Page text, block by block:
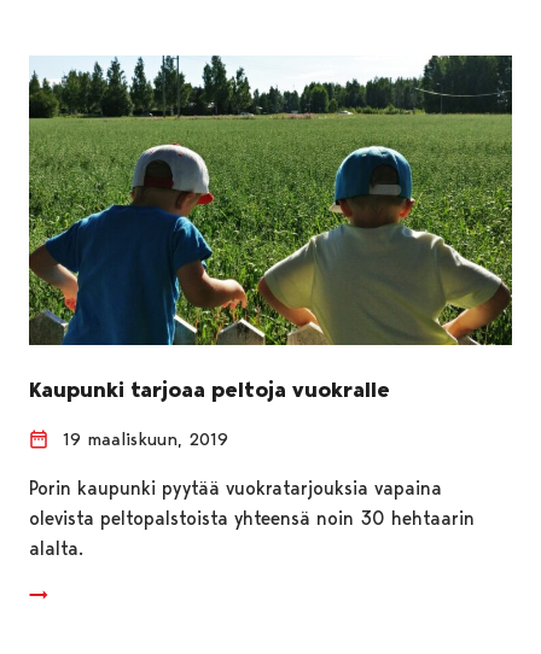
Kaupunki tarjoaa peltoja vuokralle
19 maaliskuun, 2019
Porin kaupunki pyytää vuokratarjouksia vapaina
olevista peltopalstoista yhteensä noin 30 hehtaarin
alalta.